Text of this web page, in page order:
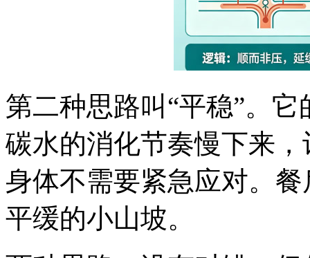
第二种思路叫“平稳”。它
碳水的消化节奏慢下来
身体不需要紧急应对。
平缓的小山坡。